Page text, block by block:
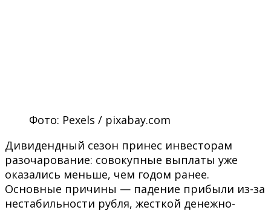
Фото: Pexels / pixabay.com
Дивидендный сезон принес инвесторам
разочарование: совокупные выплаты уже
оказались меньше, чем годом ранее.
Основные причины — падение прибыли из-за
нестабильности рубля, жесткой денежно-